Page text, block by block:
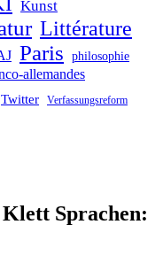
Kunst
Littérature
Paris philosophie
allemandes
Twitter Verfassungsreform
Sprachen: